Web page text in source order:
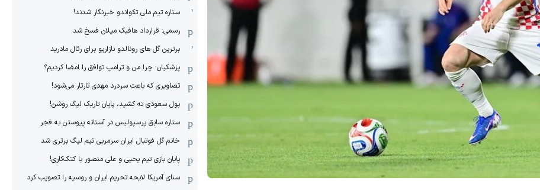
ستاره تیم ملی تکواندو خبرنگار شدند!
رسمی: قرارداد هافبک میلان فسخ شد
برترین گل های رونالدو نازاریو برای رئال مادرید
پزشکیان: چرا من و ترامپ توافق را امضا کردیم؟
تصاویری که باعث سردرد مهدی تارتار می‌شود!
پول سعودی ته کشید، پایان تاریک لیگ روشن!
ستاره سابق پرسپولیس در آستانه پیوستن به فجر
خانم گل فوتبال ایران سرمربی تیم لیگ برتری شد
پایان بازی تیم یحیی و علی منصور با کتک‌کاری!
سنای آمریکا لایحه تحریم ایران و روسیه را تصویب کرد